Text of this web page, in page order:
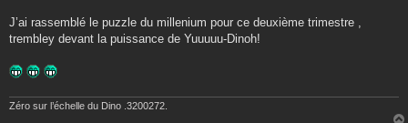
J’ai rassemblé le puzzle du millenium pour ce deuxième trimestre ,
trembley devant la puissance de Yuuuuu-Dinoh!
Zéro sur l’échelle du Dino .3200272.